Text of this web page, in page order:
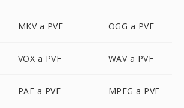
MKV a PVF OGG a PVF
VOX a PVF WAV a PVF
PAF a PVF MPEG a PVF